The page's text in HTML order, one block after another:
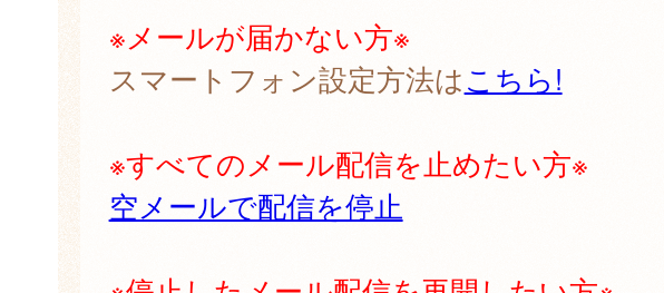
※メールが届かない方※
スマートフォン設定方法はこちら!
※すべてのメール配信を止めたい方※
空メールで配信を停止